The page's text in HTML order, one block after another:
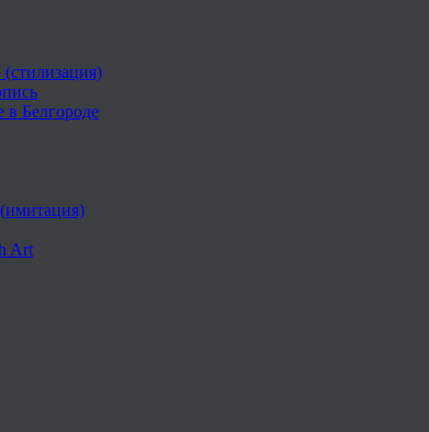
в Белгороде
Art